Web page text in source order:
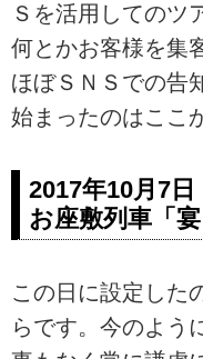
Ｓを活用してのツ
何とかお客様を集
ほぼＳＮＳでの告
始まったのはここ
2017年10月7
お座敷列車「
この日に設定した
らです。今のよう